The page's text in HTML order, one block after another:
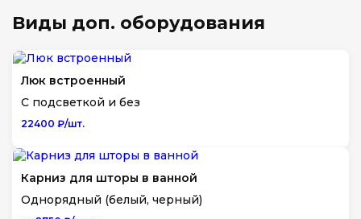
Виды доп. оборудования
Люк встроенный
С подсветкой и без
22400 ₽/шт.
Карниз для шторы в ванной
Однорядный (белый, черный)